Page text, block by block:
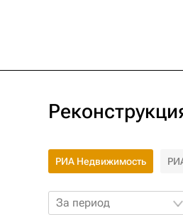
РИА Недвижимость
За период